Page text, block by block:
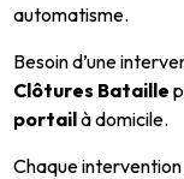
automatisme.
Besoin d’une
Clôtures Bataille
portailà domicile.
Chaque